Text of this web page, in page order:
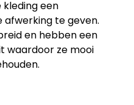
een
afwerking te geven.
en hebben een
waardoor ze mooi